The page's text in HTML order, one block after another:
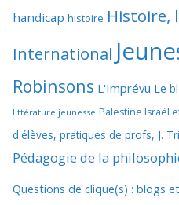
handicap histoire Histoire,
International
Robinsons L'Imprévu Le
littérature jeunesse Palestine Israël
d'élèves, pratiques de profs, J.
Pédagogie de la
Questions de clique(s) : blogs